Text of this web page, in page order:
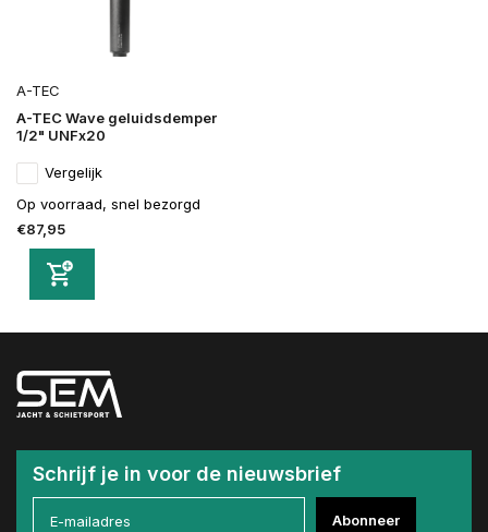
A-TEC
A-TEC Wave geluidsdemper
1/2" UNFx20
Vergelijk
Op voorraad, snel bezorgd
€87,95
Schrijf je in voor de nieuwsbrief
Abonneer